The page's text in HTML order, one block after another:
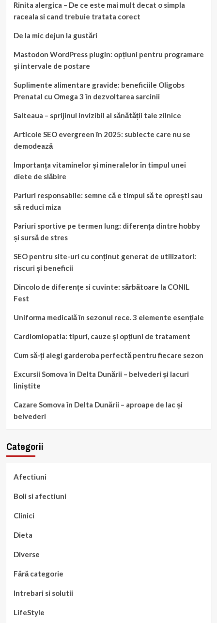
Rinita alergica – De ce este mai mult decat o simpla
raceala si cand trebuie tratata corect
De la mic dejun la gustări
Mastodon WordPress plugin: opțiuni pentru programare
și intervale de postare
Suplimente alimentare gravide: beneficiile Oligobs
Prenatal cu Omega 3 în dezvoltarea sarcinii
Salteaua – sprijinul invizibil al sănătății tale zilnice
Articole SEO evergreen în 2025: subiecte care nu se
demodează
Importanța vitaminelor și mineralelor în timpul unei
diete de slăbire
Pariuri responsabile: semne că e timpul să te oprești sau
să reduci miza
Pariuri sportive pe termen lung: diferența dintre hobby
și sursă de stres
SEO pentru site-uri cu conținut generat de utilizatori:
riscuri și beneficii
Dincolo de diferențe si cuvinte: sărbătoare la CONIL
Fest
Uniforma medicală în sezonul rece. 3 elemente esențiale
Cardiomiopatia: tipuri, cauze și opțiuni de tratament
Cum să-ți alegi garderoba perfectă pentru fiecare sezon
Excursii Somova în Delta Dunării – belvederi și lacuri
liniștite
Cazare Somova în Delta Dunării – aproape de lac și
belvederi
Categorii
Afectiuni
Boli si afectiuni
Clinici
Dieta
Diverse
Fără categorie
Intrebari si solutii
LifeStyle